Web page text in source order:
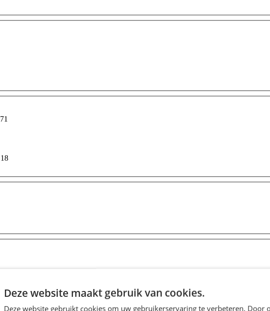
71
18
Deze website maakt gebruik van cookies.
Deze website gebruikt cookies om uw gebruikerservaring te verbeteren. Door